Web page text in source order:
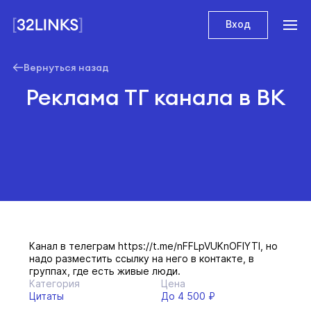
Вход
Вернуться назад
Реклама ТГ канала в ВК
Канал в телеграм https://t.me/nFFLpVUKnOFlYTl, но
надо разместить ссылку на него в контакте, в
группах, где есть живые люди.
Категория
Цитаты
Цена
До 4 500 ₽